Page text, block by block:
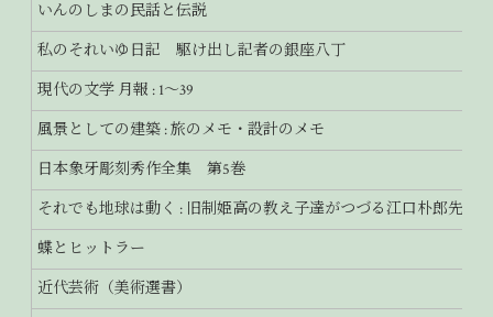
いんのしまの民話と伝説
私のそれいゆ日記 駆け出し記者の銀座八丁
現代の文学 月報 : 1～39
風景としての建築 : 旅のメモ・設計のメモ
日本象牙彫刻秀作全集 第5巻
それでも地球は動く : 旧制姫高の教え子達がつづる江口朴郎先生
蝶とヒットラー
近代芸術（美術選書）